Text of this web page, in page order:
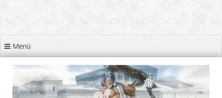
❅
❅
❅❅
❅
❅ ❅
❅
Menú